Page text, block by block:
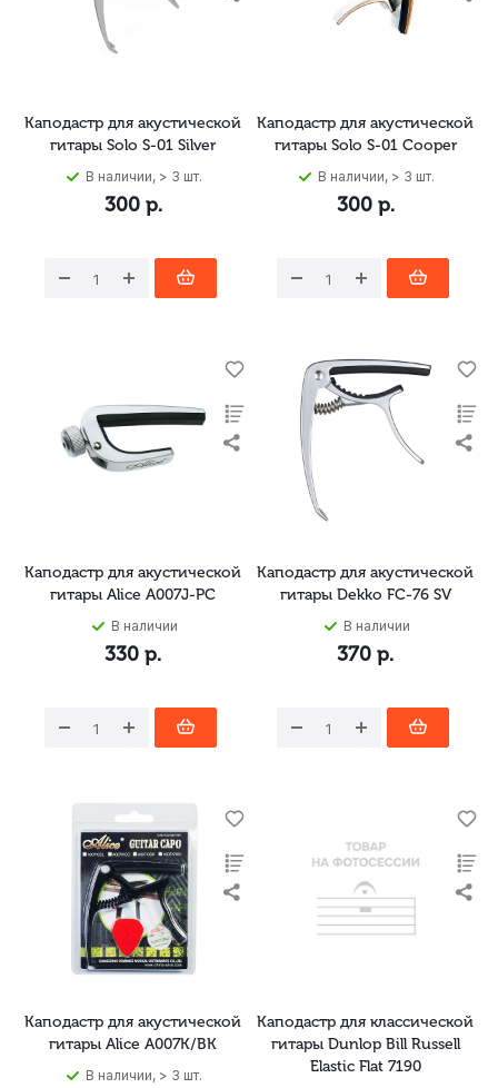
Каподастр для акустической
гитары Solo S-01 Silver
В наличии, > 3 шт.
300р.
Каподастр для акустической
гитары Solo S-01 Cooper
В наличии, > 3 шт.
300р.
Каподастр для акустической
гитары Alice A007J-PC
В наличии
330 р.
Каподастр для акустической
гитары Dekko FC-76 SV
В наличии
370 р.
Каподастр для акустической
гитары Alice A007K/BK
В наличии, > 3 шт.
Каподастр для классической
гитары Dunlop Bill Russell
Elastic Flat 7190